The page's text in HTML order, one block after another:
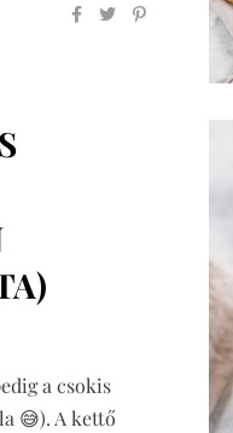
a csokis
😅). A kettő